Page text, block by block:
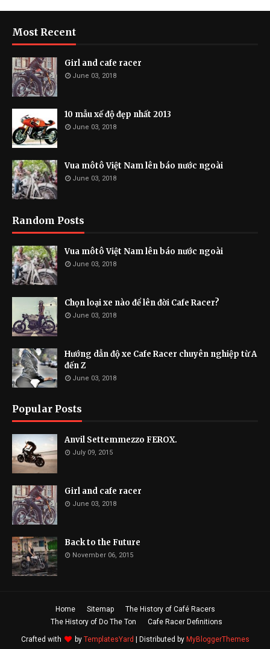
Most Recent
Girl and cafe racer
June 03, 2018
10 mẫu xế độ đẹp nhất 2013
June 03, 2018
Vua môtô Việt Nam lên báo nước ngoài
June 03, 2018
Random Posts
Vua môtô Việt Nam lên báo nước ngoài
June 03, 2018
Chọn loại xe nào để lên đời Cafe Racer?
June 03, 2018
Hướng dẫn độ xe Cafe Racer chuyên nghiệp từ A
đến Z
June 03, 2018
Popular Posts
Anvil Settemmezzo FEROX.
July 09, 2015
Girl and cafe racer
June 03, 2018
Back to the Future
November 06, 2015
Home Sitemap
The History of Café Racers
The History of Do The Ton
Cafe Racer Definitions
Crafted with by TemplatesYard | Distributed by MyBloggerThemes